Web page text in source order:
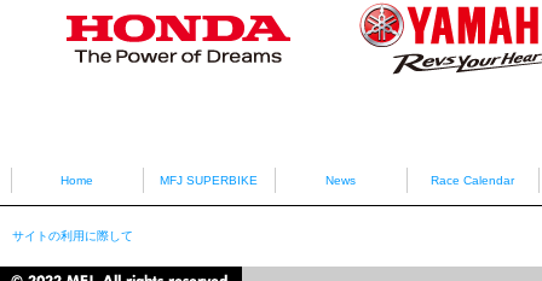
Home MFJ SUPERBIKE News Race Calendar
サイトの利用に際して